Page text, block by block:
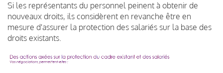
Si les représentants du personnel peinent à obtenir de
nouveaux droits, ils considèrent en revanche être en
mesure d'assurer la protection des salariés sur la base des
droits existants.